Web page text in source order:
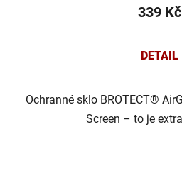
339 Kč
DETAIL
Ochranné sklo BROTECT®
Screen – to je